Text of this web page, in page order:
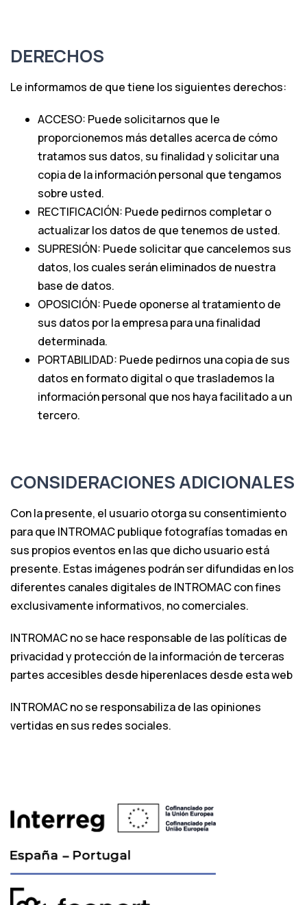
DERECHOS
Le informamos de que tiene los siguientes derechos:
ACCESO: Puede solicitarnos que le
proporcionemos más detalles acerca de cómo
tratamos sus datos, su finalidad y solicitar una
copia de la información personal que tengamos
sobre usted.
RECTIFICACIÓN: Puede pedirnos completar o
actualizar los datos de que tenemos de usted.
SUPRESIÓN: Puede solicitar que cancelemos sus
datos, los cuales serán eliminados de nuestra
base de datos.
OPOSICIÓN: Puede oponerse al tratamiento de
sus datos por la empresa para una finalidad
determinada.
PORTABILIDAD: Puede pedirnos una copia de sus
datos en formato digital o que traslademos la
información personal que nos haya facilitado a un
tercero.
CONSIDERACIONES ADICIONALES
Con la presente, el usuario otorga su consentimiento
para que INTROMAC publique fotografías tomadas en
sus propios eventos en las que dicho usuario está
presente. Estas imágenes podrán ser difundidas en los
diferentes canales digitales de INTROMAC con fines
exclusivamente informativos, no comerciales.
INTROMAC no se hace responsable de las políticas de
privacidad y protección de la información de terceras
partes accesibles desde hiperenlaces desde esta web
INTROMAC no se responsabiliza de las opiniones
vertidas en sus redes sociales.